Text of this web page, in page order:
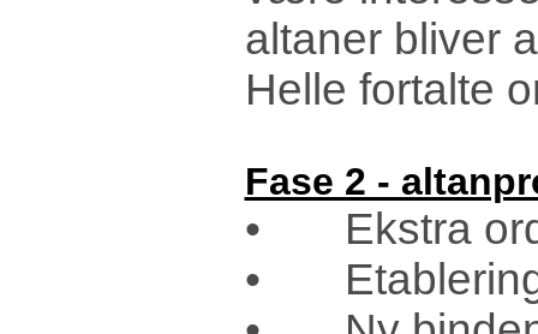
altaner bliver
Helle fortalte
Fase 2 -
• Ekstra
• Etablering